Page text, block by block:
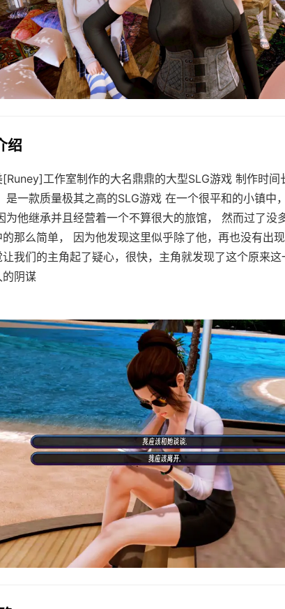
绍
工作室制作的大名鼎鼎的大型SLG游戏 制作时间
是一款质量极其之高的SLG游戏 在一个很平和的小镇中
为他继承并且经营着一个不算很大的旅馆， 然而过了没
那么简单， 因为他发现这里似乎除了他，再也没有出
我们的主角起了疑心，很快，主角就发现了这个原来
阴谋